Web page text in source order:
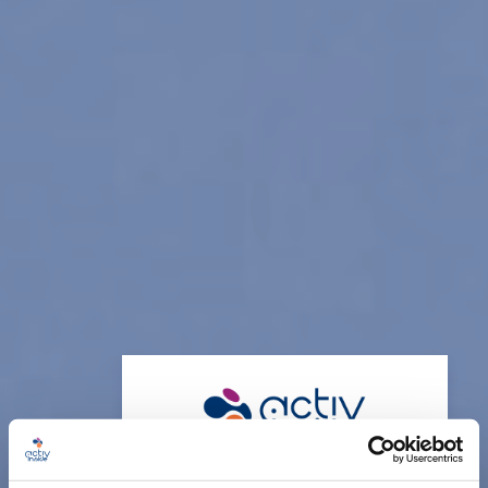
Merci de sélectionner votre